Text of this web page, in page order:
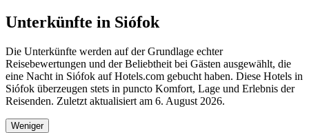
Unterkünfte in Siófok
Die Unterkünfte werden auf der Grundlage echter
Reisebewertungen und der Beliebtheit bei Gästen ausgewählt, die
eine Nacht in Siófok auf Hotels.com gebucht haben. Diese Hotels in
Siófok überzeugen stets in puncto Komfort, Lage und Erlebnis der
Reisenden. Zuletzt aktualisiert am 6. August 2026.
Weniger